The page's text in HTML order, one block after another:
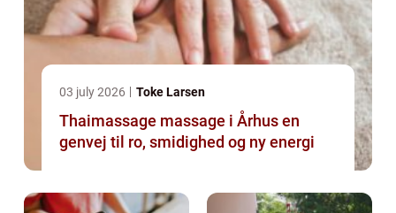
03 july 2026 Toke Larsen
Thaimassage massage i Århus en
genvej til ro, smidighed og ny energi